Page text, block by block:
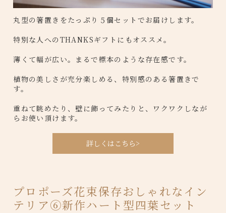
丸型の箸置きをたっぷり５個セットでお届けします。
特別な人へのTHANKSギフトにもオススメ。
薄くて幅が広い。まるで標本のような存在感です。
植物の美しさが充分楽しめる、特別感のある箸置きで
す。
重ねて眺めたり、壁に飾ってみたりと、ワクワクしなが
らお使い頂けます。
詳しくはこちら>
プロポーズ花束保存おしゃれなイン
テリア⑥新作ハート型四葉セット